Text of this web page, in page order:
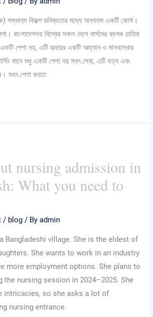
সম্ভাব্য বিকল্প ভবিষ্যতের মধ্যে অন্যতম একটি কোর্স।
বাংলাদেশসহ বিশ্বের সকল দেশে নার্সদের ব্যপক চাহিদা
একটি পেশা নয়, এটি হৃদয়ের একটি আহ্বান ও মানবসেবার
মানে শুধু একটি পেশা নয় মহৎ সেবা, এটি যত্ন এবং
মহৎ পেশা বলতে
nursing admission in
What you need to
/ blog / Byadmin
Bangladeshi village. She is the eldest of
She wants to work in an industry
more employment options. She plans to
the nursing session in 2024–2025. She
intricacies, so she asks a lot of
nursing entrance.